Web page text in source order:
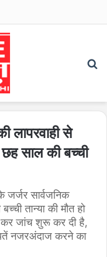
लापरवाही से
छह साल की बच्ची
जर्जर सार्वजनिक
तान्या की मौत हो
कर जांच शुरू कर दी है,
नजरअंदाज करने का